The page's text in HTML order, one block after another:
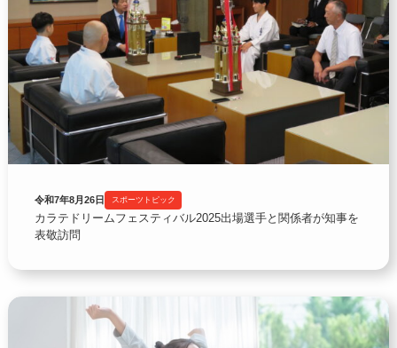
令和7年8月26日 スポーツトピック
カラテドリームフェスティバル2025出場選手と関係者が知事を
表敬訪問